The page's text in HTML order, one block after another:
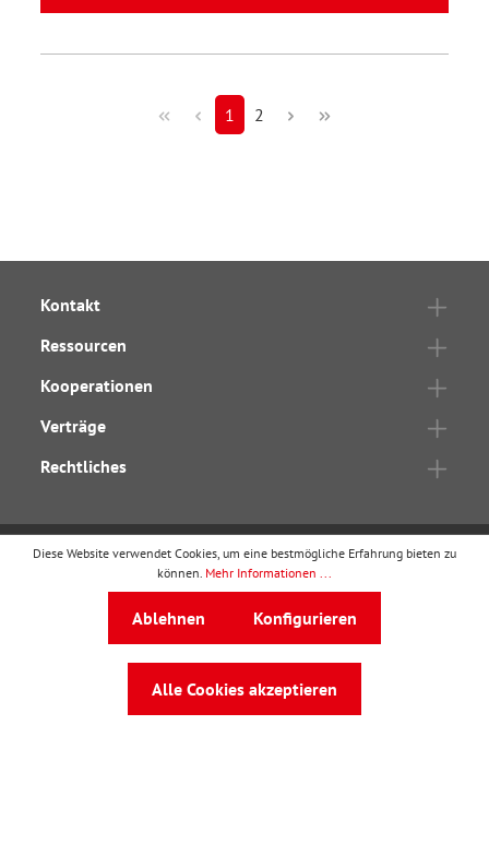
1 2
Kontakt
Ressourcen
Kooperationen
Verträge
Rechtliches
wbv Publikationist ein Geschäftsbereich von
Auf dem Esch 4 · 33619 Bielefeld · Telefon0521
service@wbv.de
Folgen Sie uns auf:
Diese Website verwendet Cookies, um eine bestmögliche Erfahrung bieten zu
können. Mehr Informationen ...
Ablehnen Konfigurieren
Alle Cookies akzeptieren